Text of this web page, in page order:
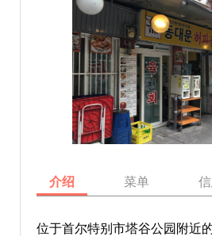
介绍 菜单
位于首尔特别市塔谷公园附近